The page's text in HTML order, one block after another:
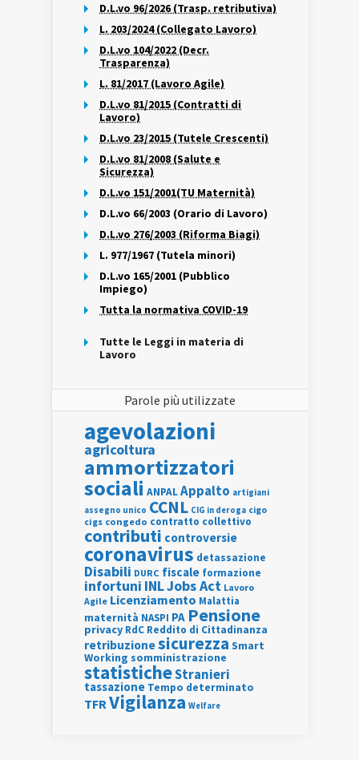
D.L.vo 96/2026 (Trasp. retributiva)
L. 203/2024 (Collegato Lavoro)
D.L.vo 104/2022 (Decr.
Trasparenza)
L. 81/2017 (Lavoro Agile)
D.L.vo 81/2015 (Contratti di
Lavoro)
D.L.vo 23/2015 (Tutele Crescenti)
D.L.vo 81/2008 (Salute e
Sicurezza)
D.L.vo 151/2001(TU Maternità)
D.L.vo 66/2003 (Orario di Lavoro)
D.L.vo 276/2003 (Riforma Biagi)
L. 977/1967 (Tutela minori)
D.L.vo 165/2001 (Pubblico
Impiego)
Tutta la normativa COVID-19
Tutte le Leggi in materia di
Lavoro
Parole più utilizzate
agevolazioni
agricoltura
ammortizzatori
sociali ANPALAppalto artigiani
assegno unico CCNL CIG in deroga cigo
cigs congedo contratto collettivo
contributi controversie
coronavirus detassazione
Disabili DURC fiscale formazione
infortuni INLJobs Act Lavoro
Agile Licenziamento Malattia
maternità NASPI PA Pensione
privacy RdC Reddito di Cittadinanza
retribuzionesicurezza Smart
Working somministrazione
statisticheStranieri
tassazione Tempo determinato
TFRVigilanza Welfare